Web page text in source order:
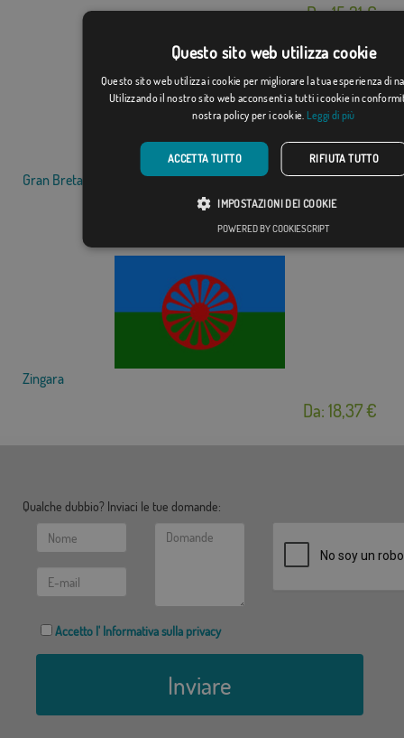
Da: 15,31 €
Gran Bretagna
Da: 15,31 €
Zingara
Da: 18,37 €
Qualche dubbio? Inviaci le tue domande:
Accetto l' Informativa sulla privacy
Inviare
Questo sito web utilizza cookie
Questo sito web utilizza i cookie per migliorare la tua esperienza di
Utilizzando il nostro sito web acconsenti a tutti i cookie in
nostra policy per i cookie. Leggi di più
ACCETTA TUTTO RIFIUTA TUTTO
IMPOSTAZIONI DEI COOKIE
POWERED BY COOKIESCRIPT